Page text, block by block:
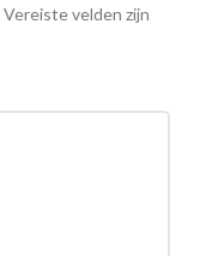
Vereiste velden zijn